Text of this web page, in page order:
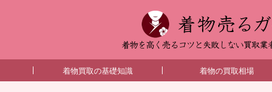
着物買取の基礎知識 着物の買取相場